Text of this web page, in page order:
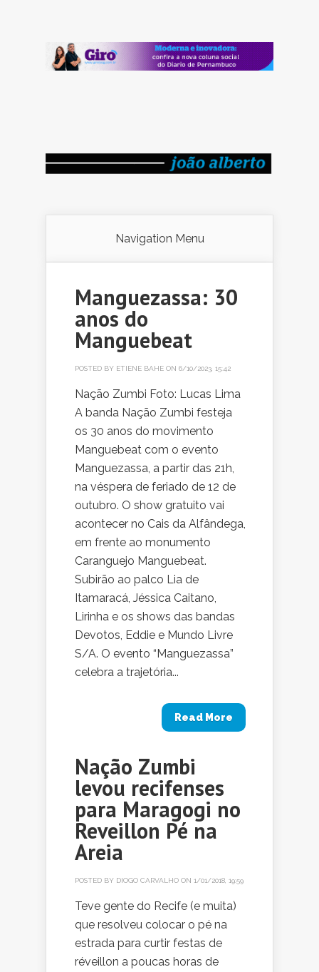
Navigation Menu
Manguezassa: 30
anos do
Manguebeat
POSTED BY ETIENE BAHE ON 6/10/2023, 15:42
Nação Zumbi Foto: Lucas Lima
A banda Nação Zumbi festeja
os 30 anos do movimento
Manguebeat com o evento
Manguezassa, a partir das 21h,
na véspera de feriado de 12 de
outubro. O show gratuito vai
acontecer no Cais da Alfândega,
em frente ao monumento
Caranguejo Manguebeat.
Subirão ao palco Lia de
Itamaracá, Jéssica Caitano,
Lirinha e os shows das bandas
Devotos, Eddie e Mundo Livre
S/A. O evento “Manguezassa”
celebra a trajetória...
Read More
Nação Zumbi
levou recifenses
para Maragogi no
Reveillon Pé na
Areia
POSTED BY DIOGO CARVALHO ON 1/01/2018, 19:59
Teve gente do Recife (e muita)
que resolveu colocar o pé na
estrada para curtir festas de
réveillon a poucas horas de